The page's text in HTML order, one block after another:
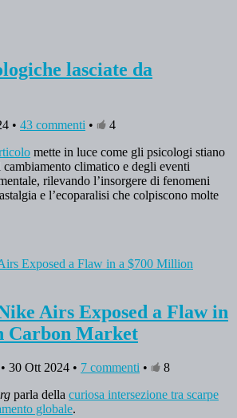
lasciate da
• 43 commenti •
4
mette in luce come gli psicologi stiano
cambiamento climatico e degli eventi
rilevando l’insorgere di fenomeni
e l’ecoparalisi che colpiscono molte
Airs Exposed a Flaw in
Carbon Market
30 Ott 2024 • 7 commenti •
8
parla della curiosa intersezione tra scarpe
globale.